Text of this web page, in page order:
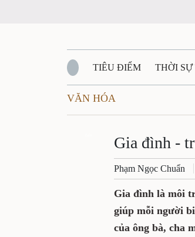
TIÊU ĐIỂM THỜI
QUỐC PHÒNG - AN NINH
QUÊ HƯƠNG - ĐẤT NƯỚC
VĂN BẢN, CHÍNH SÁCH
VĂN HÓA
Gia đình -
Phạm Ngọc Chuẩn
Gia đình là môi
giúp mỗi người
của ông bà, cha